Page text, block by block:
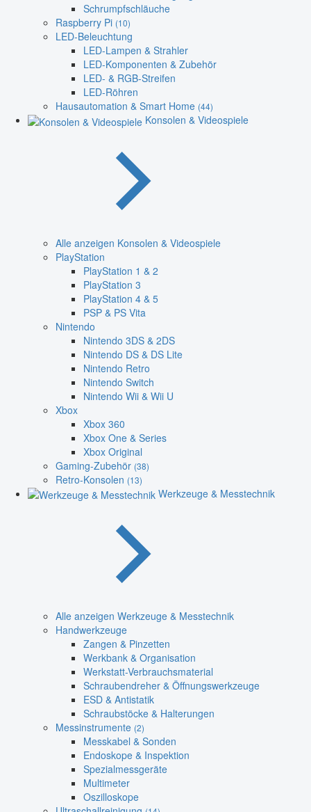
Schrumpfschläuche
Raspberry Pi (10)
LED-Beleuchtung
LED-Lampen & Strahler
LED-Komponenten & Zubehör
LED- & RGB-Streifen
LED-Röhren
Hausautomation & Smart Home (44)
Konsolen & Videospiele
Alle anzeigen Konsolen & Videospiele
PlayStation
PlayStation 1 & 2
PlayStation 3
PlayStation 4 & 5
PSP & PS Vita
Nintendo
Nintendo 3DS & 2DS
Nintendo DS & DS Lite
Nintendo Retro
Nintendo Switch
Nintendo Wii & Wii U
Xbox
Xbox 360
Xbox One & Series
Xbox Original
Gaming-Zubehör (38)
Retro-Konsolen (13)
Werkzeuge & Messtechnik
Alle anzeigen Werkzeuge & Messtechnik
Handwerkzeuge
Zangen & Pinzetten
Werkbank & Organisation
Werkstatt-Verbrauchsmaterial
Schraubendreher & Öffnungswerkzeuge
ESD & Antistatik
Schraubstöcke & Halterungen
Messinstrumente (2)
Messkabel & Sonden
Endoskope & Inspektion
Spezialmessgeräte
Multimeter
Oszilloskope